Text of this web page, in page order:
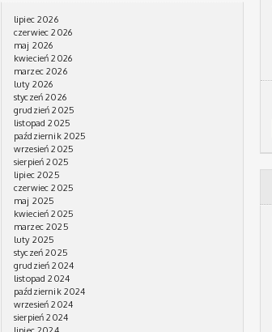
lipiec 2026
czerwiec 2026
maj 2026
kwiecień 2026
marzec 2026
luty 2026
styczeń 2026
grudzień 2025
listopad 2025
październik 2025
wrzesień 2025
sierpień 2025
lipiec 2025
czerwiec 2025
maj 2025
kwiecień 2025
marzec 2025
luty 2025
styczeń 2025
grudzień 2024
listopad 2024
październik 2024
wrzesień 2024
sierpień 2024